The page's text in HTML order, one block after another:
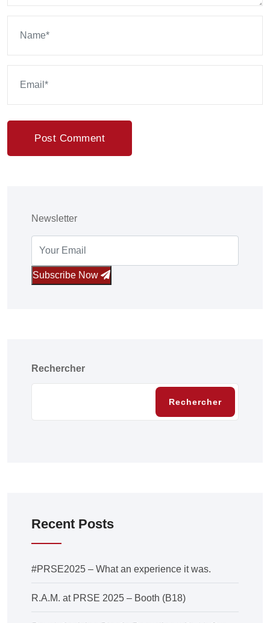
Post Comment
Newsletter
Subscribe Now
Rechercher
Rechercher
Recent Posts
#PRSE2025 – What an experience it was.
R.A.M. at PRSE 2025 – Booth (B18)